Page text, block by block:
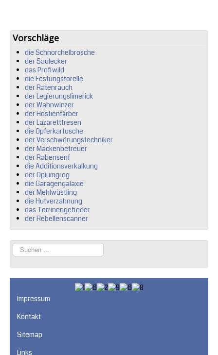
Vorschläge
die Schnorchelbrosche
der Saulecker
das Profiwild
die Festungsforelle
der Ratenrauch
der Legierungslimerick
der Wahnwinzer
der Hostienfärber
der Lazaretttresen
die Opferkartusche
der Verschwörungstechniker
der Mackenbetreuer
der Rabensenf
die Additionsverkalkung
der Opiumgrog
die Garagengalaxie
der Mehlwüstling
die Hutverzahnung
das Terrinengefieder
der Rebellenscanner
Suchen
...
Impressum
Kontakt
Sitemap
Links